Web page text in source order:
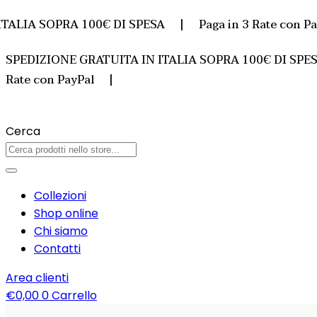
SOPRA 100€ DI SPESA | Paga in 3 Rate con
SPEDIZIONE GRATUITA IN ITALIA SOPRA 100€
Rate con PayPal |
Cerca
Collezioni
Shop online
Chi siamo
Contatti
Area clienti
€0,000Carrello